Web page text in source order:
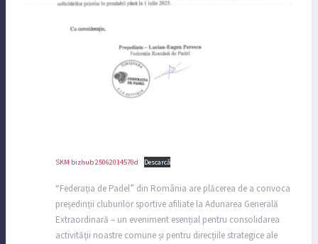
SKM bizhub 25062014570d Descarcă
“Federația de Padel” din România are plăcerea de a convoca
președinții cluburilor sportive afiliate la Adunarea Generală
Extraordinară – un eveniment esențial pentru consolidarea
activității noastre comune și pentru direcțiile strategice ale